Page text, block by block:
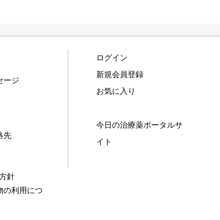
ージ
先
針
の利用につ
ログイン
新規会員登録
お気に入り
今日の治療薬ポータルサ
イト